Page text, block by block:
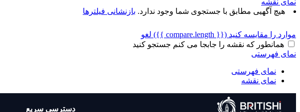
هیچ آگهیی مطابق با جستجوی شما وجود ندارد. بازنشانی فیلترها
موارد را مقایسه کنید ({{ compare.length }})
لغو
همانطور که نقشه را جابجا می کنم جستجو کنید
نمای فهرستی
نمای فهرستی
نمای نقشه
دسترسی سریع